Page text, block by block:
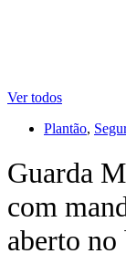
Ver todos
Plantão,
Guarda
com
aberto